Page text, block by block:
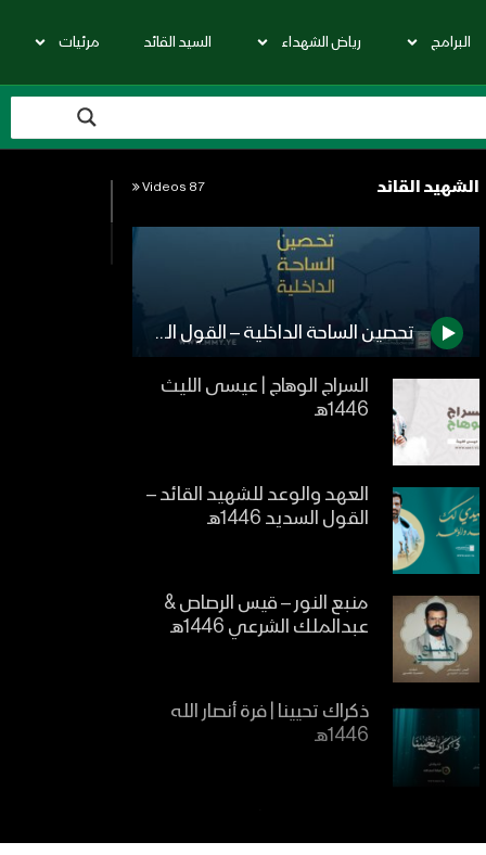
البرامج رياض الشهداء السيد القائد مرئيات
الشهيد القائد 87 Videos
تحصين الساحة الداخلية – القول السديد 1444هـ
السراج الوهاج | عيسى الليث
1446هـ
العهد والوعد للشهيد القائد –
القول السديد 1446هـ
منبع النور – قيس الرصاص &
عبدالملك الشرعي 1446هـ
ذكراك تحيينا | فرة أنصار الله
1446هـ
المنبر 1446هـ